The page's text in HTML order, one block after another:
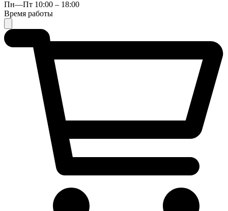
Пн—Пт 10:00 – 18:00
Время работы